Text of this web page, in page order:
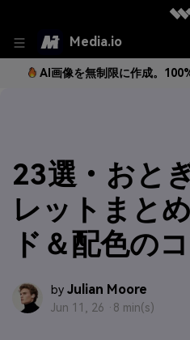
Media.io
AI画像を無制限に作成。
23選・おと
レットまと
ド＆配色の
by Julian Moore
Jun 11, 26 · 8 min(s)